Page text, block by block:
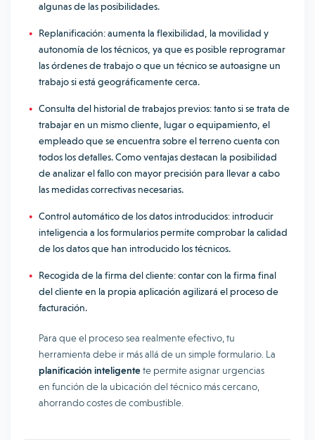
algunas de las posibilidades.
Replanificación: aumenta la flexibilidad, la movilidad y
autonomía de los técnicos, ya que es posible reprogramar
las órdenes de trabajo o que un técnico se autoasigne un
trabajo si está geográficamente cerca.
Consulta del historial de trabajos previos: tanto si se trata de
trabajar en un mismo cliente, lugar o equipamiento, el
empleado que se encuentra sobre el terreno cuenta con
todos los detalles. Como ventajas destacan la posibilidad
de analizar el fallo con mayor precisión para llevar a cabo
las medidas correctivas necesarias.
Control automático de los datos introducidos: introducir
inteligencia a los formularios permite comprobar la calidad
de los datos que han introducido los técnicos.
Recogida de la firma del cliente: contar con la firma final
del cliente en la propia aplicación agilizará el proceso de
facturación.
Para que el proceso sea realmente efectivo, tu
herramienta debe ir más allá de un simple formulario. La
planificación inteligentete permite asignar urgencias
en función de la ubicación del técnico más cercano,
ahorrando costes de combustible.